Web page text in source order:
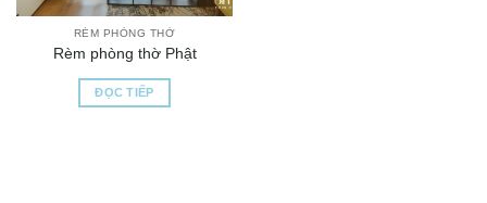
RÈM PHÒNG THỜ
Rèm phòng thờ Phật
ĐỌC TIẾP